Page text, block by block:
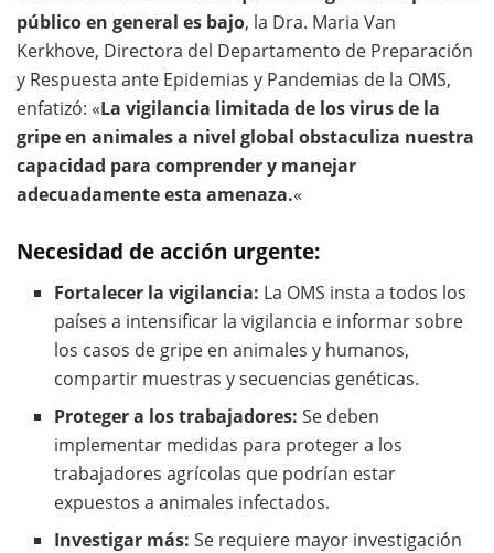
público en general es bajo, la Dra. Maria Van
Kerkhove, Directora del Departamento de Preparación
y Respuesta ante Epidemias y Pandemias de la OMS,
enfatizó: «La vigilancia limitada de los virus de la
gripe en animales a nivel global obstaculiza nuestra
capacidad para comprender y manejar
adecuadamente esta amenaza.«
Necesidad de acción urgente:
Fortalecer la vigilancia: La OMS insta a todos los
países a intensificar la vigilancia e informar sobre
los casos de gripe en animales y humanos,
compartir muestras y secuencias genéticas.
Proteger a los trabajadores: Se deben
implementar medidas para proteger a los
trabajadores agrícolas que podrían estar
expuestos a animales infectados.
Investigar más: Se requiere mayor investigación